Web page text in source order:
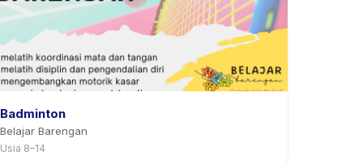
Badminton
Belajar Barengan
Usia 8–14